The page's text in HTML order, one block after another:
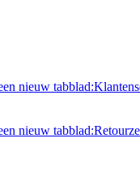
nieuw tabblad:
nieuw tabblad: